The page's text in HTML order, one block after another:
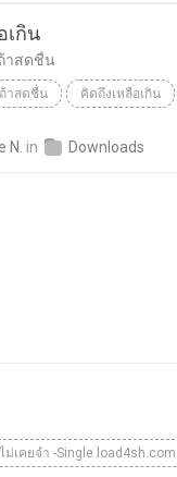
เกิน
าสดชื่น
าสดชื่น คิดถึงเหลือเกิน
N. in Downloads
ไม่เคยจำ -Single load4sh.com